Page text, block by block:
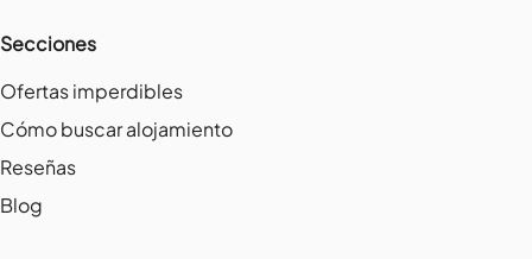
Secciones
Ofertas imperdibles
Cómo buscar alojamiento
Reseñas
Blog